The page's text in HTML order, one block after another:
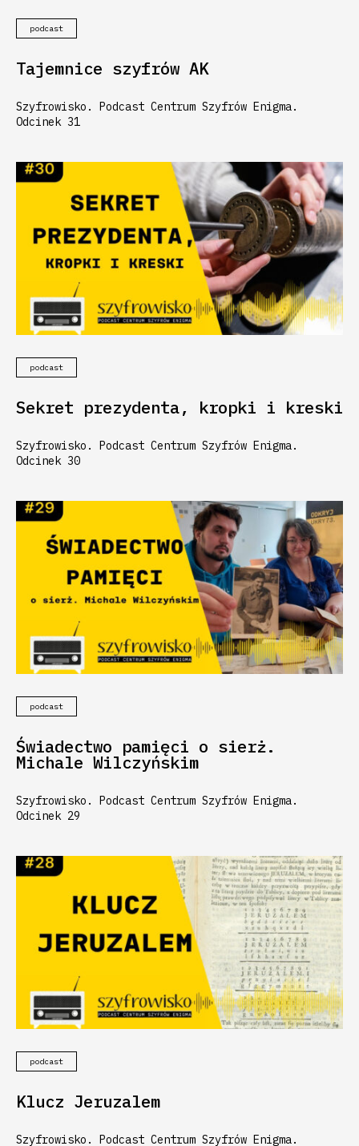
podcast
Tajemnice szyfrów AK
Szyfrowisko. Podcast Centrum Szyfrów Enigma.
Odcinek 31
podcast
Sekret prezydenta, kropki i kreski
Szyfrowisko. Podcast Centrum Szyfrów Enigma.
Odcinek 30
podcast
Świadectwo pamięci o sierż.
Michale Wilczyńskim
Szyfrowisko. Podcast Centrum Szyfrów Enigma.
Odcinek 29
podcast
Klucz Jeruzalem
Szyfrowisko. Podcast Centrum Szyfrów Enigma.